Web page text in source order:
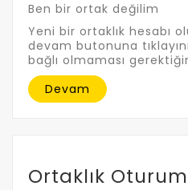
Ben bir ortak değilim
Yeni bir ortaklık hesabı
devam butonuna
bağlı olmaması
Devam
Ortaklık